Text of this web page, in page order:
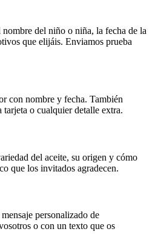
del niño o niña, la fecha de la
que elijáis. Enviamos prueba
con nombre y fecha. También
o cualquier detalle extra.
del aceite, su origen y cómo
que los invitados agradecen.
personalizado de
o con un texto que os